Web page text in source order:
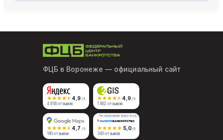
ФЦБ в Воронеже — официальный сайт
4,9 /5
4 956 отзывов
4,9 /5
1 902 отзывов
4,7 /5
180 отзывов
Независимый агрегатор
5,0/5
340 отзывов